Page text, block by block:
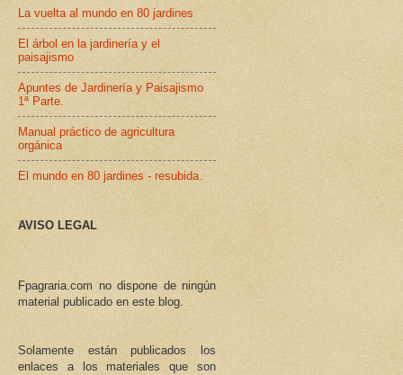
La vuelta al mundo en 80 jardines
El árbol en la jardinería y el
paisajismo
Apuntes de Jardinería y Paisajismo
1ª Parte.
Manual práctico de agricultura
orgánica
El mundo en 80 jardines - resubida.
AVISO LEGAL
Fpagraria.com no dispone de ningún
material publicado en este blog.
Solamente están publicados los
enlaces a los materiales que son